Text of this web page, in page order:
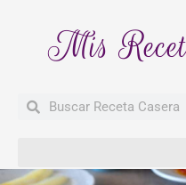
Mis
BuscarBuscar